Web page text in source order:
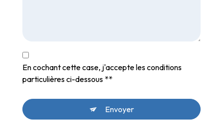
En cochant cette case, j'accepte les conditions
particulières ci-dessous **
Envoyer